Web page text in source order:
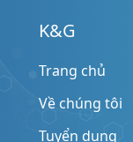
K&G
Trang chủ
Về chúng tôi
Tuyển dụng